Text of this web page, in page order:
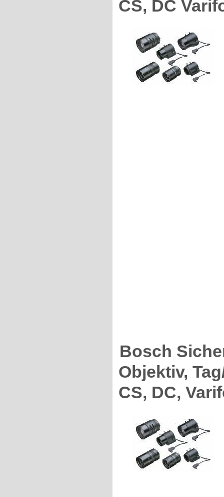
CS, DC
Bosch
Objektiv,
CS, DC,